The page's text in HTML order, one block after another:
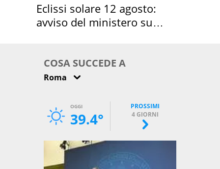
Eclissi solare 12 agosto:
avviso del ministero su